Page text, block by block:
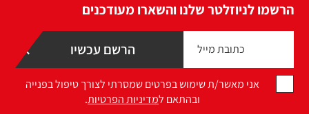
הרשמו לניוזלטר שלנו והשארו מעודכנים
אני מאשר/ת שימוש בפרטים שמסרתי לצורך טיפול בפנייה
ובהתאם למדיניות הפרטיות.